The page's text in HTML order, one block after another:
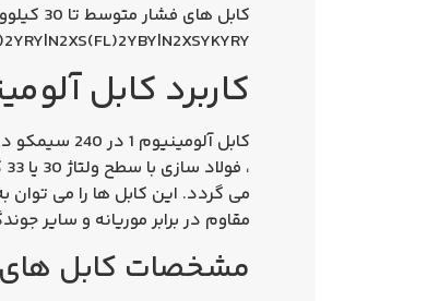
كابل های فشار متوسط تا 30 کیلوولت
كاربرد کابل آلومینیوم 1×240
کابل آلومینیوم 1 در 240 سیمکو
می گردد. این كابل ها را می
مقاوم در برابر موریانه و سایر
مشخصات کابل